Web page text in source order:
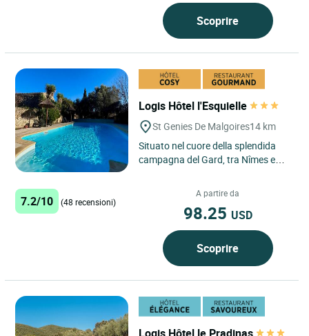
Scoprire
Logis Hôtel l'Esquielle
St Genies De Malgoires14 km
Situato nel cuore della splendida
campagna del Gard, tra Nîmes e
Saint-Geniès-de-Malgoirès...
7.2/10 (48 recensioni)
A partire da
98.25 USD
Scoprire